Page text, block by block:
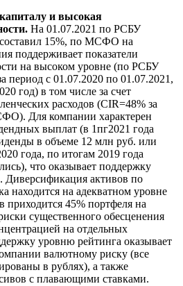
и высокая
На 01.07.2021 по РСБУ
15%, по МСФО на
поддерживает показатели
на высоком уровне (по РСБУ
период с 01.07.2020 по 01.07.2021,
год) в том числе за счет
расходов (CIR=48% за
Для компании характерен
выплат (в 1пг2021 года
в объеме 12 млн руб. или
года, по итогам 2019 года
что оказывает поддержку
Диверсификация активов по
находится на адекватном уровне
приходится 45% портфеля на
существенного обесценения
на отдельных
уровню рейтинга оказывает
валютному риску (все
в рублях), а также
с плавающими ставками.